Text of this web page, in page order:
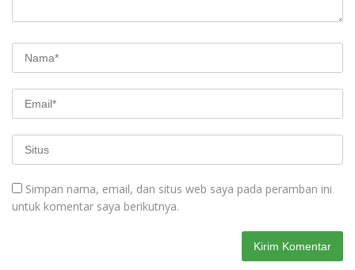
Simpan nama, email, dan situs web saya pada peramban ini
untuk komentar saya berikutnya.